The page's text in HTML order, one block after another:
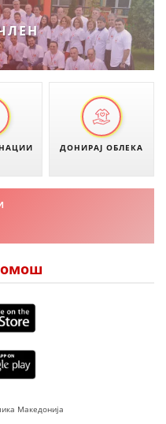
ДОНИРАЈ ОБЛЕКА
Македонија